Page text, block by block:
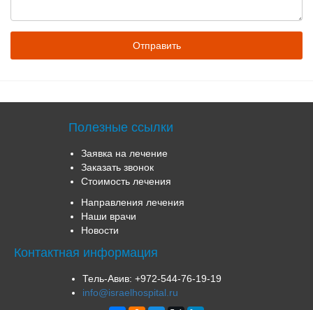
Полезные ссылки
Заявка на лечение
Заказать звонок
Стоимость лечения
Направления лечения
Наши врачи
Новости
Контактная информация
Тель-Авив: +972-544-76-19-19
info@israelhospital.ru